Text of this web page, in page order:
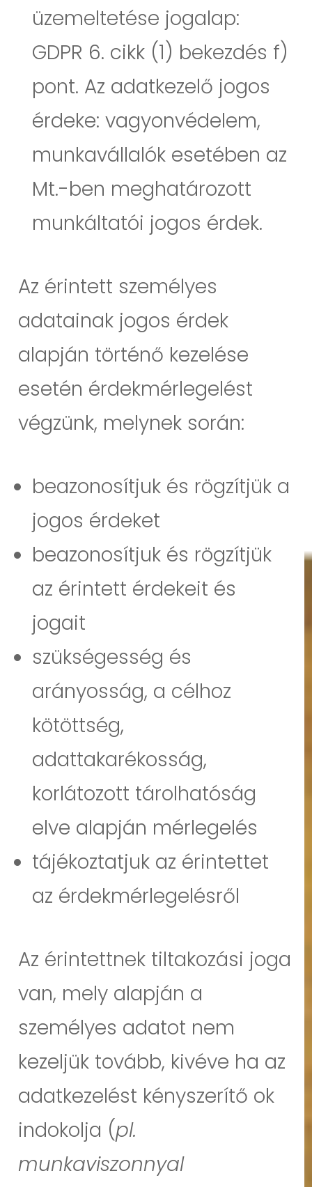
üzemeltetése jogalap:
GDPR 6. cikk (1) bekezdés f)
pont. Az adatkezelő jogos
érdeke: vagyonvédelem,
munkavállalók esetében az
Mt.-ben meghatározott
munkáltatói jogos érdek.
Az érintett személyes
adatainak jogos érdek
alapján történő kezelése
esetén érdekmérlegelést
végzünk, melynek során:
beazonosítjuk és rögzítjük a
jogos érdeket
beazonosítjuk és rögzítjük
az érintett érdekeit és
jogait
szükségesség és
arányosság, a célhoz
kötöttség,
adattakarékosság,
korlátozott tárolhatóság
elve alapján mérlegelés
tájékoztatjuk az érintettet
az érdekmérlegelésről
Az érintettnek tiltakozási joga
van, mely alapján a
személyes adatot nem
kezeljük tovább, kivéve ha az
adatkezelést kényszerítő ok
indokolja (pl.
munkaviszonnyal